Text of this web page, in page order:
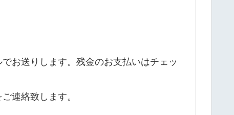
お送りします。残金のお支払いはチェッ
連絡致します。